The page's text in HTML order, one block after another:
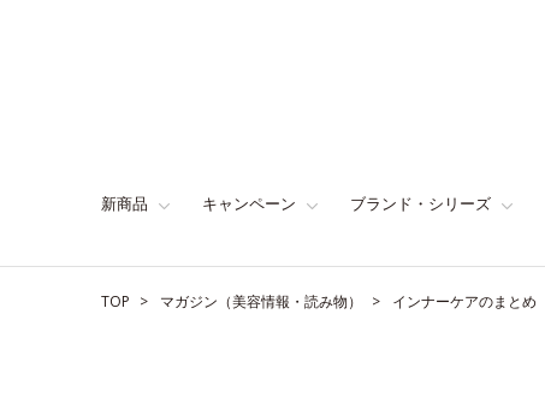
新商品 キャンペーン ブランド・シリーズ
TOP マガジン（美容情報・読み物） インナーケアのまとめ